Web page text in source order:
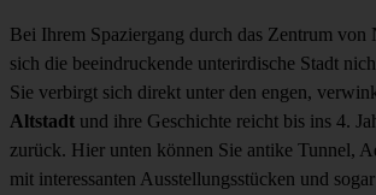
Bei Ihrem Spaziergang durch das Zentrum von
sich die beeindruckende unterirdische Stadt
Sie verbirgt sich direkt unter den engen,
Altstadt und ihre Geschichte reicht bis ins 4.
zurück. Hier unten können Sie antike Tunnel,
mit interessanten Ausstellungsstücken und